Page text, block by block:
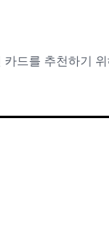
드를 추천하기